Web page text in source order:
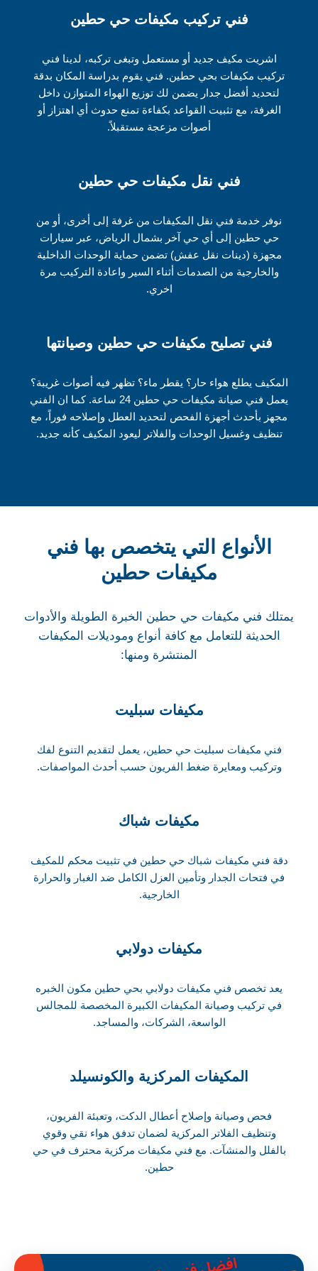
فني تركيب مكيفات حي حطين
اشريت مكيف جديد أو مستعمل وتبغى تركبه، لدينا فني
تركيب مكيفات بحي حطين. فني يقوم بدراسة المكان بدقة
لتحديد أفضل جدار يضمن لك توزيع الهواء المتوازن داخل
الغرفة، مع تثبيت القواعد بكفاءة تمنع حدوث أي اهتزاز أو
أصوات مزعجة مستقبلاً.
فني نقل مكيفات حي حطين
نوفر خدمة فني نقل المكيفات من غرفة إلى أخرى، أو من
حي حطين إلى أي حي آخر بشمال الرياض، عبر سيارات
مجهزة (دينات نقل عفش) تضمن حماية الوحدات الداخلية
والخارجية من الصدمات أثناء السير واعادة التركيب مرة
اخري.
فني تصليح مكيفات حي حطين وصيانتها
المكيف يطلع هواء حار؟ يقطر ماء؟ تظهر فيه أصوات غريبة؟
يعمل فني صيانة مكيفات حي حطين 24 ساعة. كما ان الفني
مجهز بأحدث أجهزة الفحص لتحديد العطل وإصلاحه فوراً، مع
تنظيف وغسيل الوحدات والفلاتر ليعود المكيف كأنه جديد.
الأنواع التي يتخصص بها فني
مكيفات حطين
يمتلك فني مكيفات حي حطين الخبرة الطويلة والأدوات
الحديثة للتعامل مع كافة أنواع وموديلات المكيفات
المنتشرة ومنها:
مكيفات سبليت
فني مكيفات سبليت حي حطين، يعمل لتقديم التنوع لفك
وتركيب ومعايرة ضغط الفريون حسب أحدث المواصفات.
مكيفات شباك
دقة فني مكيفات شباك حي حطين في تثبيت محكم للمكيف
في فتحات الجدار وتأمين العزل الكامل ضد الغبار والحرارة
الخارجية.
مكيفات دولابي
يعد تخصص فني مكيفات دولابي بحي حطين مكون الخبره
في تركيب وصيانة المكيفات الكبيرة المخصصة للمجالس
الواسعة، الشركات، والمساجد.
المكيفات المركزية والكونسيلد
فحص وصيانة وإصلاح أعطال الدكت، وتعبئة الفريون،
وتنظيف الفلاتر المركزية لضمان تدفق هواء نقي وقوي
بالفلل والمنشآت. مع فني مكيفات مركزية محترف في حي
حطين.